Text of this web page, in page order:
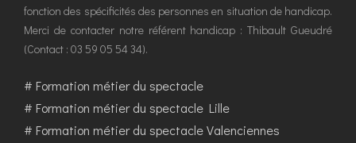
fonction des spécificités des personnes en situation de handicap.
Merci de contacter notre référent handicap : Thibault Gueudré
(Contact : 03 59 05 54 34).
# Formation métier du spectacle
# Formation métier du spectacle Lille
# Formation métier du spectacle Valenciennes